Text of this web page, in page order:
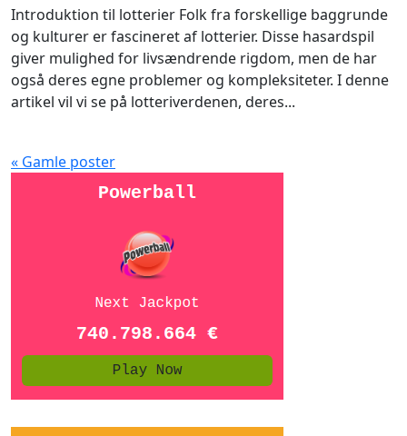
Introduktion til lotterier Folk fra forskellige baggrunde
og kulturer er fascineret af lotterier. Disse hasardspil
giver mulighed for livsændrende rigdom, men de har
også deres egne problemer og kompleksiteter. I denne
artikel vil vi se på lotteriverdenen, deres...
« Gamle poster